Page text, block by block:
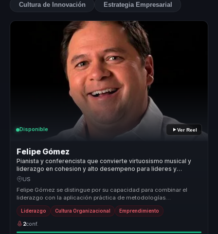
Cultura de Innovación Estrategia Empresarial
Disponible Ver Reel
Felipe Gómez
Pianista y conferencista que convierte virtuosismo musical y
liderazgo en cohesion y alto desempeno para lideres y
equipos.
US
Felipe Gómez se distingue por su capacidad para combinar el
liderazgo con la aplicación práctica de metodologías
innovadoras que transfor...
Liderazgo Cultura Organizacional Emprendimiento
2conf.